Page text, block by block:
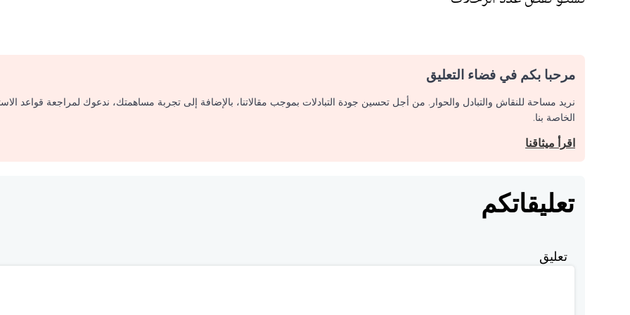
مرحبا بكم في فضاء التعليق
نريد مساحة للنقاش والتبادل والحوار. من أجل تحسين جودة التبادلات بموجب مقالاتنا، بالإضافة إلى تجربة مساهمتك، ندعوك لمراجعة قواعد
الخاصة بنا.
اقرأ ميثاقنا
تعليقاتكم
تعليق